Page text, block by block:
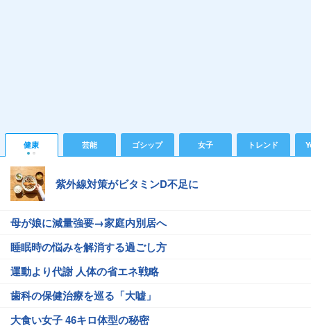
健康 芸能 ゴシップ 女子 トレンド
紫外線対策がビタミンD不足に
母が娘に減量強要→家庭内別居へ
睡眠時の悩みを解消する過ごし方
運動より代謝 人体の省エネ戦略
歯科の保健治療を巡る「大嘘」
大食い女子 46キロ体型の秘密